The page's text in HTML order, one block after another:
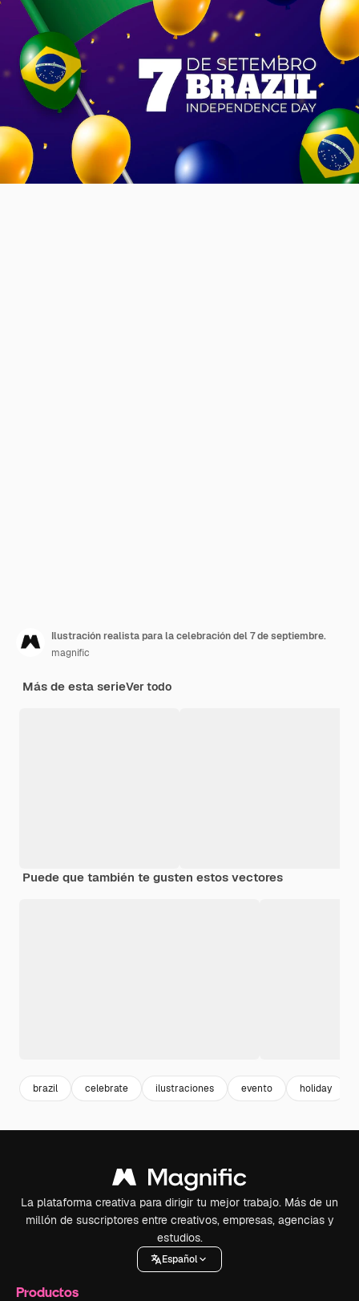
Ilustración realista para la celebración del 7 de septiembre.
magnific
Más de esta serieVer todo
Puede que también te gusten estos vectores
brazil celebrate ilustraciones evento holiday
La plataforma creativa para dirigir tu mejor trabajo. Más de un
millón de suscriptores entre creativos, empresas, agencias y
estudios.
Español
Productos